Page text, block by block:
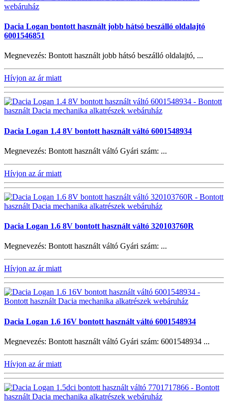
Dacia Logan bontott használt jobb hátsó beszálló oldalajtó
6001546851
Megnevezés: Bontott használt jobb hátsó beszálló oldalajtó, ...
Hívjon az ár miatt
Dacia Logan 1.4 8V bontott használt váltó 6001548934
Megnevezés: Bontott használt váltó Gyári szám: ...
Hívjon az ár miatt
Dacia Logan 1.6 8V bontott használt váltó 320103760R
Megnevezés: Bontott használt váltó Gyári szám: ...
Hívjon az ár miatt
Dacia Logan 1.6 16V bontott használt váltó 6001548934
Megnevezés: Bontott használt váltó Gyári szám: 6001548934 ...
Hívjon az ár miatt